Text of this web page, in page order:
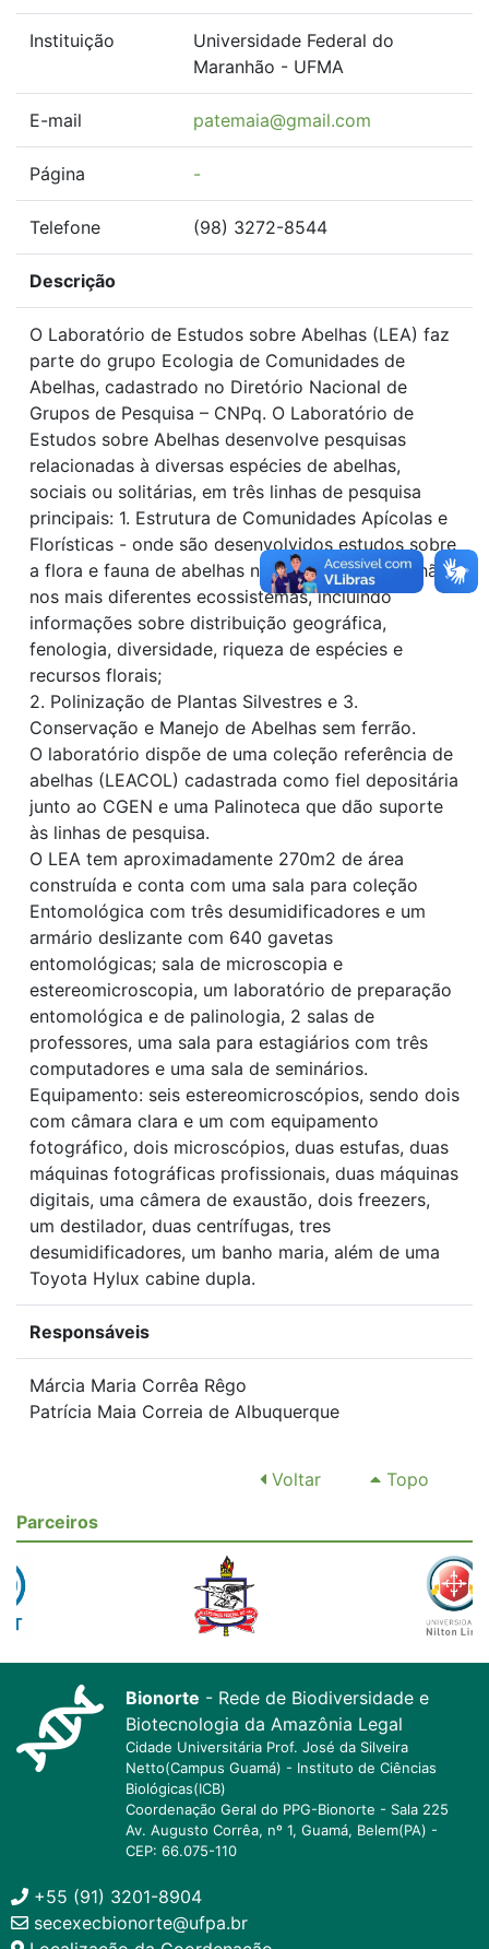
Instituição
Universidade Federal do
Maranhão - UFMA
E-mail patemaia@gmail.com
Página -
Telefone (98) 3272-8544
Descrição
O Laboratório de Estudos sobre Abelhas (LEA) faz
parte do grupo Ecologia de Comunidades de
Abelhas, cadastrado no Diretório Nacional de
Grupos de Pesquisa – CNPq. O Laboratório de
Estudos sobre Abelhas desenvolve pesquisas
relacionadas à diversas espécies de abelhas,
sociais ou solitárias, em três linhas de pesquisa
principais: 1. Estrutura de Comunidades Apícolas e
Florísticas - onde são desenvolvidos estudos sobre
a flora e fauna de abelhas no Estado do Maranhão
nos mais diferentes ecossistemas, incluindo
informações sobre distribuição geográfica,
fenologia, diversidade, riqueza de espécies e
recursos florais;
2. Polinização de Plantas Silvestres e 3.
Conservação e Manejo de Abelhas sem ferrão.
O laboratório dispõe de uma coleção referência de
abelhas (LEACOL) cadastrada como fiel depositária
junto ao CGEN e uma Palinoteca que dão suporte
às linhas de pesquisa.
O LEA tem aproximadamente 270m2 de área
construída e conta com uma sala para coleção
Entomológica com três desumidificadores e um
armário deslizante com 640 gavetas
entomológicas; sala de microscopia e
estereomicroscopia, um laboratório de preparação
entomológica e de palinologia, 2 salas de
professores, uma sala para estagiários com três
computadores e uma sala de seminários.
Equipamento: seis estereomicroscópios, sendo dois
com câmara clara e um com equipamento
fotográfico, dois microscópios, duas estufas, duas
máquinas fotográficas profissionais, duas máquinas
digitais, uma câmera de exaustão, dois freezers,
um destilador, duas centrífugas, tres
desumidificadores, um banho maria, além de uma
Toyota Hylux cabine dupla.
Responsáveis
Márcia Maria Corrêa Rêgo
Patrícia Maia Correia de Albuquerque
Voltar
Topo
Parceiros
Bionorte - Rede de Biodiversidade e
Biotecnologia da Amazônia Legal
Cidade Universitária Prof. José da Silveira
Netto(Campus Guamá) - Instituto de Ciências
Biológicas(ICB)
Coordenação Geral do PPG-Bionorte - Sala 225
Av. Augusto Corrêa, nº 1, Guamá, Belem(PA) -
CEP: 66.075-110
+55 (91) 3201-8904
secexecbionorte@ufpa.br